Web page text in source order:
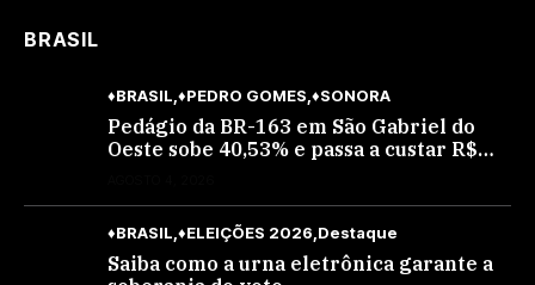
BRASIL
♦BRASIL ♦PEDRO GOMES ♦SONORA
Pedágio da BR-163 em São Gabriel do
Oeste sobe 40,53% e passa a custar R$
♦BRASIL ♦ELEIÇÕES 2026 Destaque
Saiba como a urna eletrônica garante a